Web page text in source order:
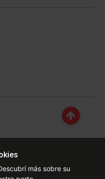
contenidas en este site, el
más sobre su